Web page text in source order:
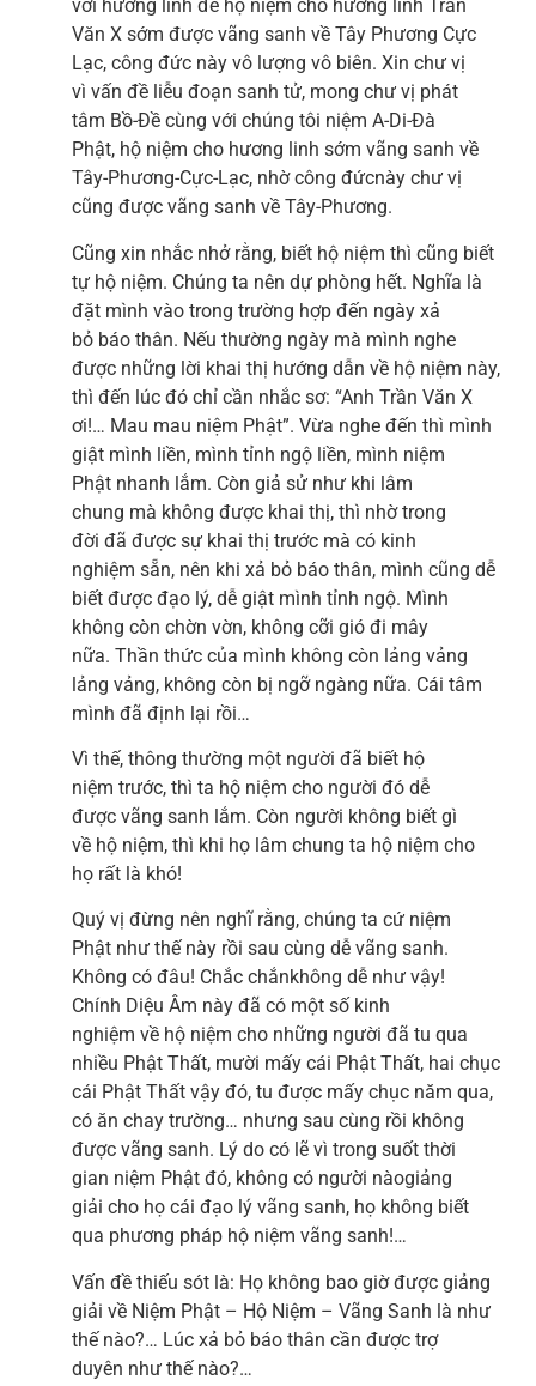
với hương linh để hộ niệm cho hương linh Trần
Văn X sớm được vãng sanh về Tây Phương Cực
Lạc, công đức này vô lượng vô biên. Xin chư vị
vì vấn đề liễu đoạn sanh tử, mong chư vị phát
tâm Bồ-Đề cùng với chúng tôi niệm A-Di-Đà
Phật, hộ niệm cho hương linh sớm vãng sanh về
Tây-Phương-Cực-Lạc, nhờ công đứcnày chư vị
cũng được vãng sanh về Tây-Phương.
Cũng xin nhắc nhở rằng, biết hộ niệm thì cũng biết
tự hộ niệm. Chúng ta nên dự phòng hết. Nghĩa là
đặt mình vào trong trường hợp đến ngày xả
bỏ báo thân. Nếu thường ngày mà mình nghe
được những lời khai thị hướng dẫn về hộ niệm này,
thì đến lúc đó chỉ cần nhắc sơ: “Anh Trần Văn X
ơi!… Mau mau niệm Phật”. Vừa nghe đến thì mình
giật mình liền, mình tỉnh ngộ liền, mình niệm
Phật nhanh lắm. Còn giả sử như khi lâm
chung mà không được khai thị, thì nhờ trong
đời đã được sự khai thị trước mà có kinh
nghiệm sẵn, nên khi xả bỏ báo thân, mình cũng dễ
biết được đạo lý, dễ giật mình tỉnh ngộ. Mình
không còn chờn vờn, không cỡi gió đi mây
nữa. Thần thức của mình không còn lảng vảng
lảng vảng, không còn bị ngỡ ngàng nữa. Cái tâm
mình đã định lại rồi…
Vì thế, thông thường một người đã biết hộ
niệm trước, thì ta hộ niệm cho người đó dễ
được vãng sanh lắm. Còn người không biết gì
về hộ niệm, thì khi họ lâm chung ta hộ niệm cho
họ rất là khó!
Quý vị đừng nên nghĩ rằng, chúng ta cứ niệm
Phật như thế này rồi sau cùng dễ vãng sanh.
Không có đâu! Chắc chắnkhông dễ như vậy!
Chính Diệu Âm này đã có một số kinh
nghiệm về hộ niệm cho những người đã tu qua
nhiều Phật Thất, mười mấy cái Phật Thất, hai chục
cái Phật Thất vậy đó, tu được mấy chục năm qua,
có ăn chay trường… nhưng sau cùng rồi không
được vãng sanh. Lý do có lẽ vì trong suốt thời
gian niệm Phật đó, không có người nàogiảng
giải cho họ cái đạo lý vãng sanh, họ không biết
qua phương pháp hộ niệm vãng sanh!…
Vấn đề thiếu sót là: Họ không bao giờ được giảng
giải về Niệm Phật – Hộ Niệm – Vãng Sanh là như
thế nào?… Lúc xả bỏ báo thân cần được trợ
duyên như thế nào?…